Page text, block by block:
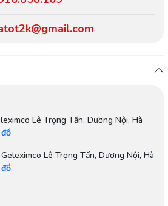
Lê Trọng Tấn, Dương Nội, Hà
Lê Trọng Tấn, Dương Nội, Hà